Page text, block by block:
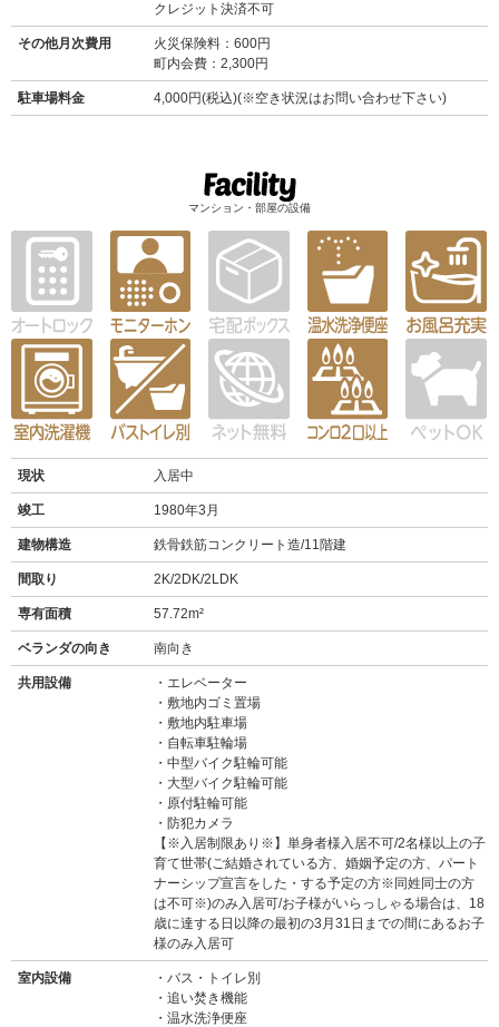
クレジット決済不可
その他月次費用
火災保険料：600円
町内会費：2,300円
駐車場料金 4,000円(税込)(※空き状況はお問い合わせ下さい)
マンション・部屋の設備
現状 入居中
竣工 1980年3月
建物構造 鉄骨鉄筋コンクリート造/11階建
間取り 2K/2DK/2LDK
専有面積 57.72m²
ベランダの向き 南向き
共用設備
エレベーター
敷地内ゴミ置場
敷地内駐車場
自転車駐輪場
中型バイク駐輪可能
大型バイク駐輪可能
原付駐輪可能
防犯カメラ
【※入居制限あり※】単身者様入居不可/2名様以上の子
育て世帯(ご結婚されている方、婚姻予定の方、パート
ナーシップ宣言をした・する予定の方※同姓同士の方
は不可※)のみ入居可/お子様がいらっしゃる場合は、18
歳に達する日以降の最初の3月31日までの間にあるお子
様のみ入居可
室内設備
バス・トイレ別
追い焚き機能
温水洗浄便座